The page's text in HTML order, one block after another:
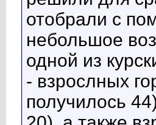
отобрали с
небольшое
одной из
- взрослных
получилось